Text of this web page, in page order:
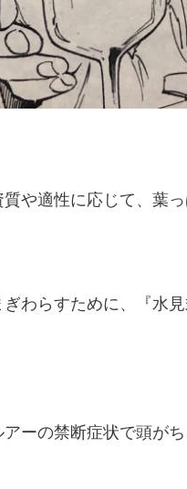
や適性に応じて、葉
わらすために、『水
ーの禁断症状で頭が